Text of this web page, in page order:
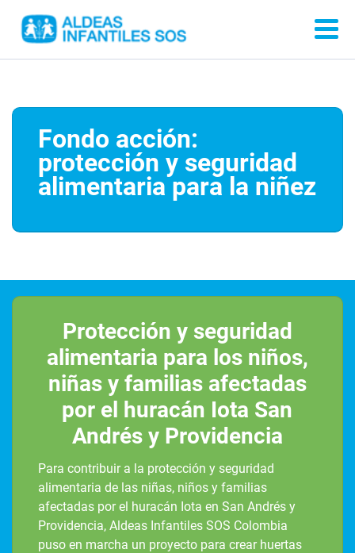
Fondo acción:
protección y seguridad
alimentaria para la niñez
Protección y seguridad
alimentaria para los niños,
niñas y familias afectadas
por el huracán Iota San
Andrés y Providencia
Para contribuir a la protección y seguridad
alimentaria de las niñas, niños y familias
afectadas por el huracán Iota en San Andrés y
Providencia, Aldeas Infantiles SOS Colombia
puso en marcha un proyecto para crear huertas